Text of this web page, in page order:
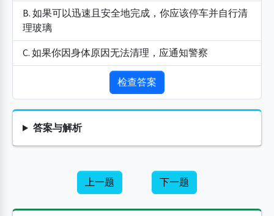
B. 如果可以迅速且安全地完成，你应该停车并自行清
理玻璃
C. 如果你因身体原因无法清理，应通知警察
检查答案
答案与解析
上一题 下一题